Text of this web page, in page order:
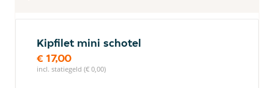
Kipfilet mini schotel
€ 17,00
incl. statiegeld (€ 0,00)